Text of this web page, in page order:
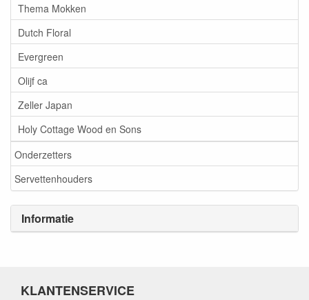
Thema Mokken
Dutch Floral
Evergreen
Olijf ca
Zeller Japan
Holy Cottage Wood en Sons
Onderzetters
Servettenhouders
Informatie
KLANTENSERVICE